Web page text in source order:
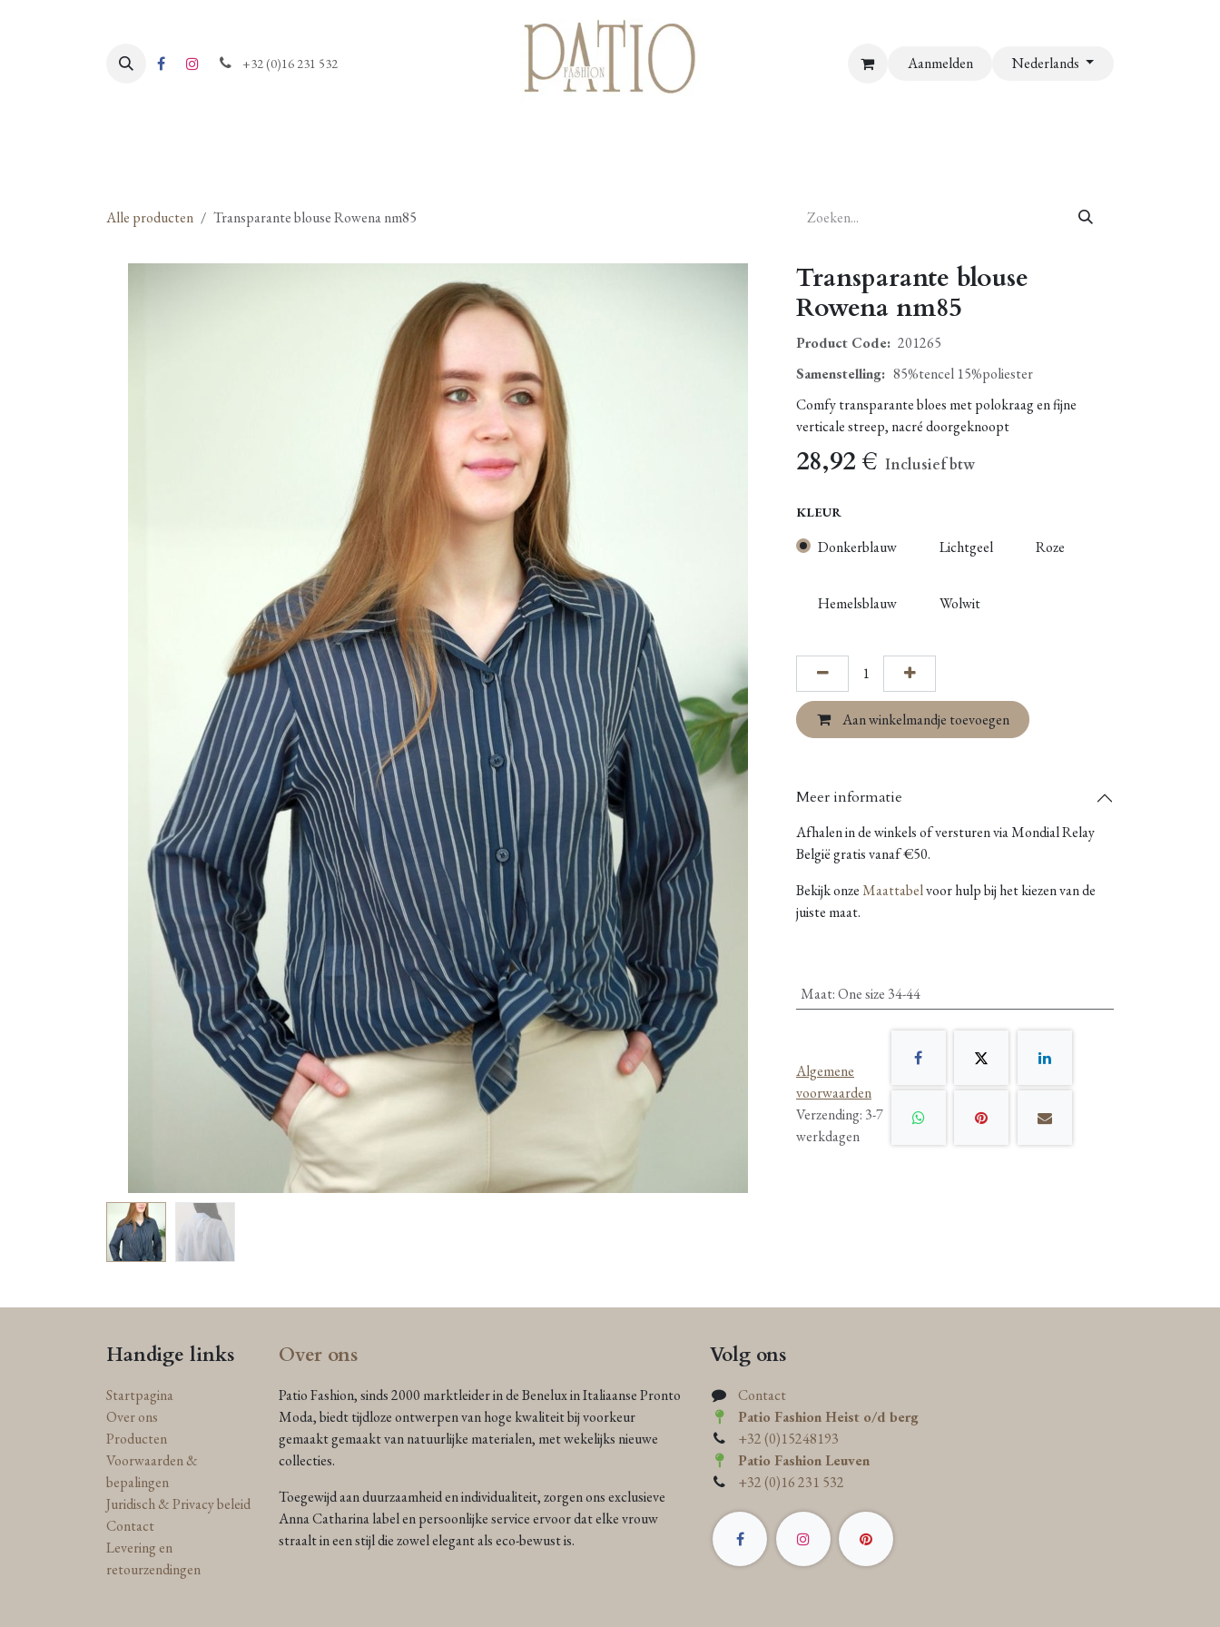
+32 (0)16 231 532 Aanmelden Nederlands
Alle producten Transparante blouse Rowena nm85
Transparante blouse
Rowena nm85
Product Code: 201265
Samenstelling: 85%tencel 15%poliester
Comfy transparante bloes met polokraag en fijne
verticale streep, nacré doorgeknoopt
28,92€ Inclusief btw
KLEUR
Donkerblauw Lichtgeel Roze
Hemelsblauw Wolwit
Aan winkelmandje toevoegen
Meer informatie
Afhalen in de winkels of versturen via Mondial Relay
België gratis vanaf €50.
Bekijk onzeMaattabelvoor hulp bij het kiezen van de
juiste maat.
Maat:One size 34-44
Algemene
voorwaarden
Verzending: 3-7
werkdagen
Handige links
Startpagina
Over ons
Producten
Voorwaarden &
bepalingen
Juridisch & Privacy beleid
Contact
Levering en
retourzendingen
Over ons
Patio Fashion, sinds 2000 marktleider in de Benelux in Italiaanse Pronto
Moda, biedt tijdloze ontwerpen van hoge kwaliteit bij voorkeur
gemaakt gemaakt van natuurlijke materialen, met wekelijks nieuwe
collecties.
Toegewijd aan duurzaamheid en individualiteit, zorgen ons exclusieve
Anna Catharina label en persoonlijke service ervoor dat elke vrouw
straalt in een stijl die zowel elegant als eco-bewust is.
Volg ons
Contact
Patio Fashion Heist o/d berg
+32 (0)15248193
Patio Fashion Leuven
+32 (0)16 231 532